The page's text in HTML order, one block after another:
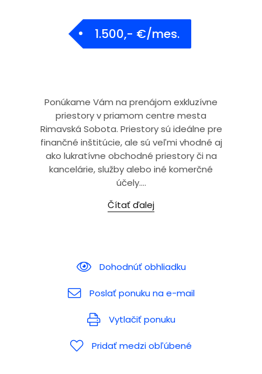
1.500,- €/mes.
Ponúkame Vám na prenájom exkluzívne
priestory v priamom centre mesta
Rimavská Sobota. Priestory sú ideálne pre
finančné inštitúcie, ale sú veľmi vhodné aj
ako lukratívne obchodné priestory či na
kancelárie, služby alebo iné komerčné
účely....
Čítať ďalej
Dohodnúť obhliadku
Poslať ponuku na e-mail
Vytlačiť ponuku
Pridať medzi obľúbené